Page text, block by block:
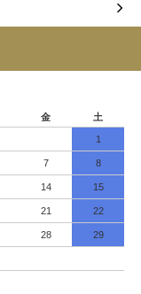
金 土
1
7 8
14 15
21 22
28 29